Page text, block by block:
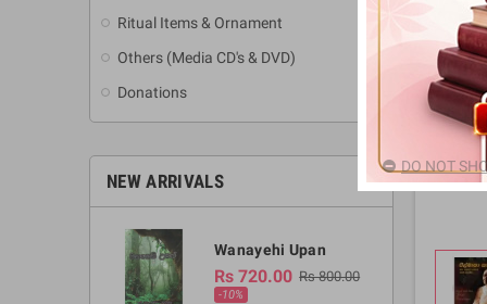
Ritual Items & Ornament
Others (Media CD's & DVD)
Donations
NEW ARRIVALS
Wanayehi Upan
Rs 720.00 Rs 800.00
-10%
DO NOT